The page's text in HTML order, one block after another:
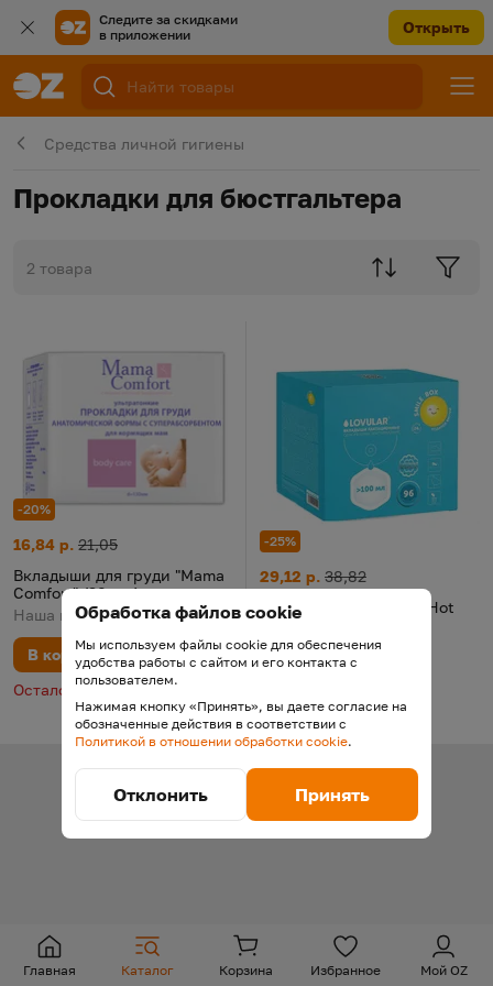
Следите за скидками
в приложении
Открыть
Глобальная навигация
Главная Каталог Корзина Избранное Мой OZ
Средства личной гигиены
Прокладки для бюстгальтера
2 товара
-20%
Вкладыши для груди "Mama Comfort" (30 шт.)
Цена:
16,84 р.
Старая цена:
21,05
Вкладыши для груди "Mama
Comfort" (30 шт.)
Наша мама
В корзину
Осталось 3 шт.
-25%
Вкладыши для груди "Hot
Цена:
29,12 р.
Старая цена:
38,82
Вкладыши для груди "Hot
Wind" (96 шт.)
Lovular
Осталась 1 шт.
Наверх
Обработка файлов cookie
Мы используем файлы cookie для обеспечения
удобства работы с сайтом и его контакта с
пользователем.
Нажимая кнопку «Принять», вы даете согласие на
обозначенные действия в соответствии с
Политикой в отношении обработки cookie.
Отклонить Принять